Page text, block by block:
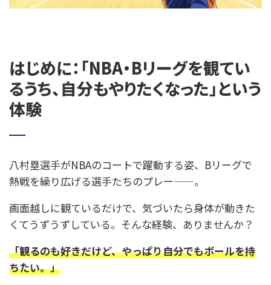
はじめに：「NBA・Bリーグを観てい
るうち、自分もやりたくなった」という
体験
八村塁選手がNBAのコートで躍動する姿、Bリーグで
熱戦を繰り広げる選手たちのプレー——。
画面越しに観ているだけで、気づいたら身体が動きた
くてうずうずしている。そんな経験、ありませんか？
「観るのも好きだけど、やっぱり自分でもボールを持
ちたい。」